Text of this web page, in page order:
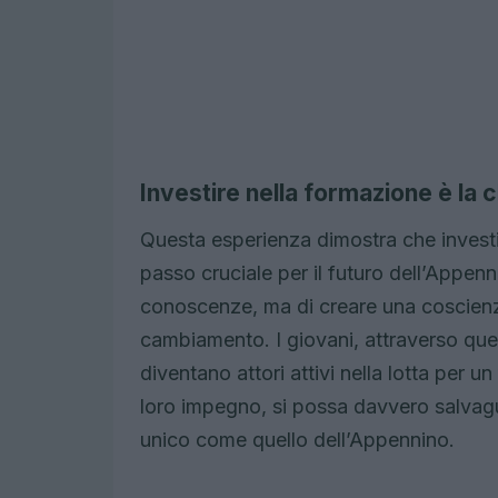
Investire nella formazione è la
Questa esperienza dimostra che
passo cruciale per il futuro
conoscenze, ma di creare una
cambiamento. I giovani, attraverso
diventano attori attivi nella lotta per
loro impegno, si possa davvero
unico come quello dell’Appennino.